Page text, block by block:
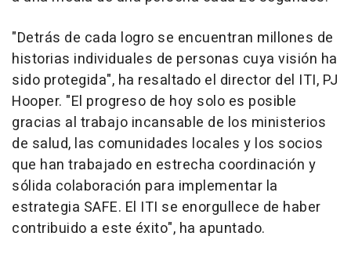
"Detrás de cada logro se encuentran millones de
historias individuales de personas cuya visión ha
sido protegida", ha resaltado el director del ITI, PJ
Hooper. "El progreso de hoy solo es posible
gracias al trabajo incansable de los ministerios
de salud, las comunidades locales y los socios
que han trabajado en estrecha coordinación y
sólida colaboración para implementar la
estrategia SAFE. El ITI se enorgullece de haber
contribuido a este éxito", ha apuntado.